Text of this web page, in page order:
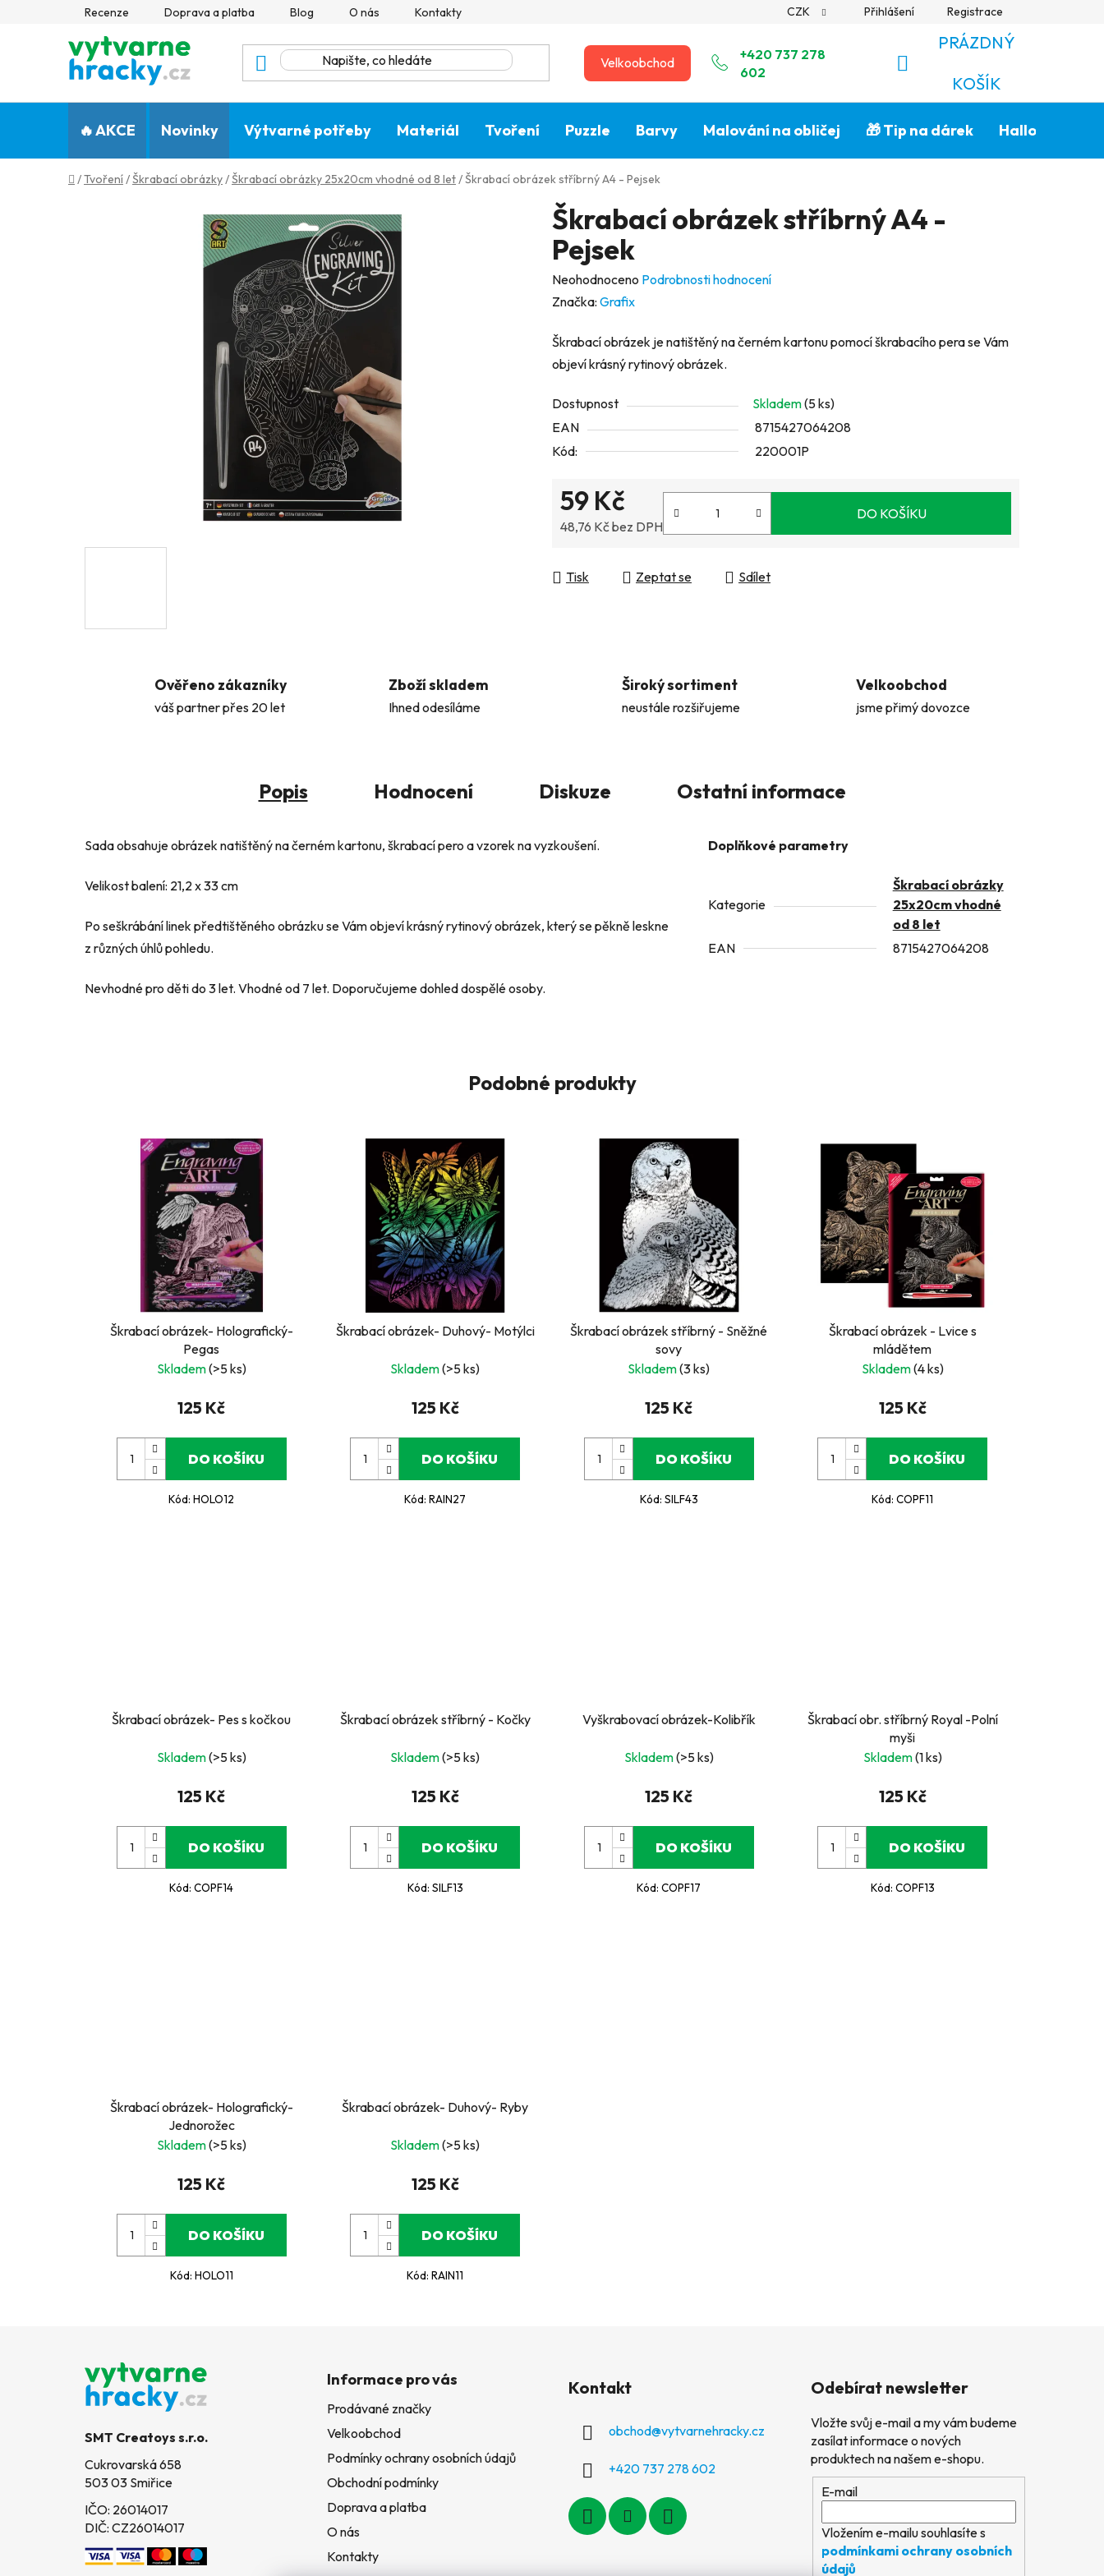
Recenze Doprava a platba Blog O nás Kontakty CZK Přihlášení Registrace
Velkoobchod
+420 737 278
602
NÁKUPNÍ
KOŠÍK
PRÁZDNÝ
KOŠÍK
🔥 AKCE Novinky Výtvarné potřeby Materiál Tvoření Puzzle Barvy Malování na obličej 🎁 Tip na dárek Halloween🎃
Domů
/Tvoření/Škrabací obrázky/Škrabací obrázky 25x20cm vhodné od 8 let/Škrabací obrázek stříbrný A4 - Pejsek
Škrabací obrázek stříbrný A4 -
Pejsek
Průměrné
hodnocení
je
0,0
5
hvězdiček.
Neohodnoceno Podrobnosti hodnocení
Značka: Grafix
Škrabací obrázek je natištěný na černém kartonu pomocí škrabacího pera se Vám
objeví krásný rytinový obrázek.
Dostupnost Skladem(5 ks)
EAN
8715427064208
Kód:
220001P
59 Kč
48,76 Kč bez DPH
DO KOŠÍKU
Tisk Zeptat se Sdílet
Ověřeno zákazníky
váš partner přes 20 let
Zboží skladem
Ihned odesíláme
Široký sortiment
neustále rozšiřujeme
Velkoobchod
jsme přimý dovozce
Popis Hodnocení Diskuze Ostatní informace
Sada obsahuje obrázek natištěný na černém kartonu, škrabací pero a vzorek na vyzkoušení.
Velikost balení: 21,2 x 33 cm
Po seškrábání linek předtištěného obrázku se Vám objeví krásný rytinový obrázek, který se pěkně leskne
z různých úhlů pohledu.
Nevhodné pro děti do 3 let. Vhodné od 7 let. Doporučujeme dohled dospělé osoby.
Doplňkové parametry
Kategorie
Škrabací obrázky
25x20cm vhodné
od 8 let
EAN
8715427064208
Podobné produkty
Škrabací obrázek- Holografický-
Pegas
Skladem(>5 ks)
125 Kč
DO KOŠÍKU
Kód:HOLO12
Škrabací obrázek- Duhový- Motýlci
Skladem(>5 ks)
125 Kč
DO KOŠÍKU
Kód:RAIN27
Škrabací obrázek stříbrný - Sněžné
sovy
Skladem(3 ks)
125 Kč
DO KOŠÍKU
Kód: SILF43
Škrabací obrázek - Lvice s
mládětem
Skladem(4 ks)
125 Kč
DO KOŠÍKU
Kód:COPF11
Škrabací obrázek- Pes s kočkou
Skladem(>5 ks)
125 Kč
DO KOŠÍKU
Kód:COPF14
Škrabací obrázek stříbrný - Kočky
Skladem(>5 ks)
125 Kč
DO KOŠÍKU
Kód: SILF13
Vyškrabovací obrázek-Kolibřík
Skladem(>5 ks)
125 Kč
DO KOŠÍKU
Kód:COPF17
Škrabací obr. stříbrný Royal -Polní
myši
Skladem(1 ks)
125 Kč
DO KOŠÍKU
Kód: COPF13
Škrabací obrázek- Holografický-
Jednorožec
Skladem(>5 ks)
125 Kč
DO KOŠÍKU
Kód: HOLO11
Škrabací obrázek- Duhový- Ryby
Skladem(>5 ks)
125 Kč
DO KOŠÍKU
Kód:RAIN11
SMT Creatoys s.r.o.
Cukrovarská 658
503 03 Smiřice
IČO: 26014017
DIČ: CZ26014017
Informace pro vás
Prodávané značky
Velkoobchod
Podmínky ochrany osobních údajů
Obchodní podmínky
Doprava a platba
O nás
Kontakty
Kontakt
obchod@vytvarnehracky.cz
+420 737 278 602
Odebírat newsletter
Vložte svůj e-mail a my vám budeme
zasílat informace o nových
produktech na našem e-shopu.
E-mail
Vložením e-mailu souhlasíte s
podmínkami ochrany osobních
údajů